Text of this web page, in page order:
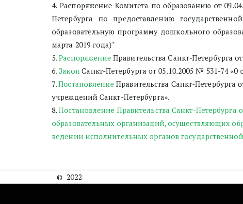
4. Распоряжение Комитета по образованию от
Петербурга по предоставлению
образовательную программу дошкольного
марта 2019 года)"
5. Распоряжение Правительства Санкт-Петербурга
6. Закон Санкт-Петербурга от 05.10.2005 № 531-74
7. Постановление Правительства Санкт-Петербурга
учреждений Санкт-Петербурга».
8. Постановление Правительства Санкт-
образовательных организаций, осуществляющих
ведении исполнительных органов
©  2022